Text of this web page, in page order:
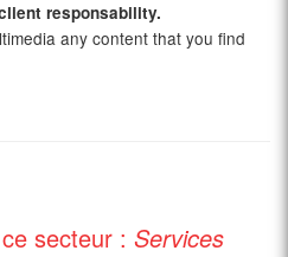
responsability.
any content that you find
secteur : Services